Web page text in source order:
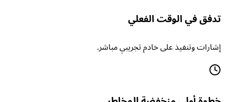
تدفق في الوقت الفعلي
إشارات وتنفيذ على خادم تجريبي مباشر.